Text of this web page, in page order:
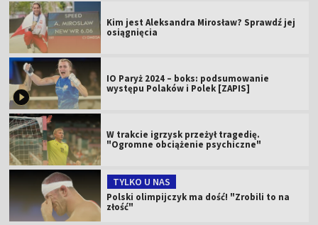
Kim jest Aleksandra Mirosław? Sprawdź jej
osiągnięcia
IO Paryż 2024 – boks: podsumowanie
występu Polaków i Polek [ZAPIS]
W trakcie igrzysk przeżył tragedię.
"Ogromne obciążenie psychiczne"
TYLKO U NAS
Polski olimpijczyk ma dość! "Zrobili to na
złość"